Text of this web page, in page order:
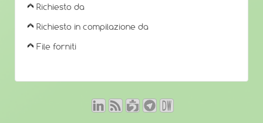
Richiesto da
Richiesto in compilazione da
File forniti